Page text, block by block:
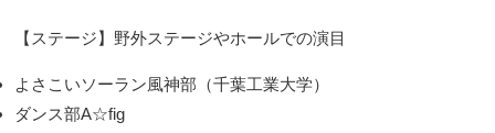
【ステージ】野外ステージやホールでの演目
よさこいソーラン風神部（千葉工業大学）
ダンス部A☆fig